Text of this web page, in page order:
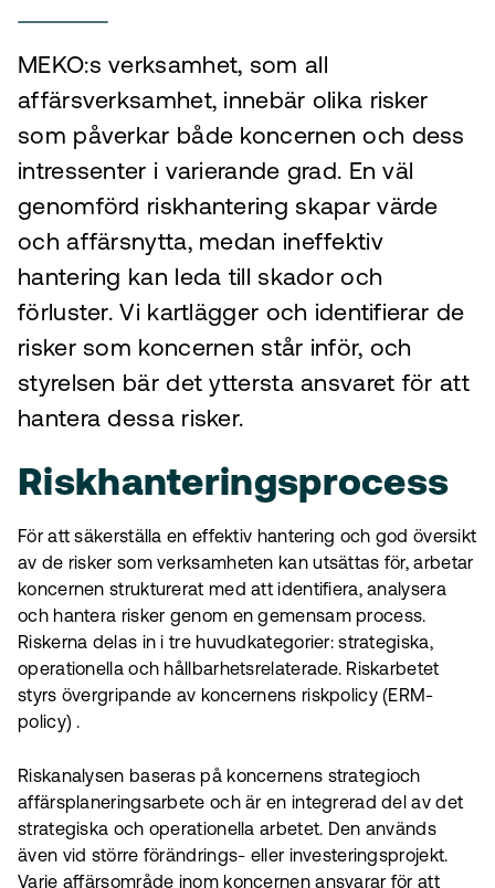
MEKO:s verksamhet, som all
affärsverksamhet, innebär olika risker
som påverkar både koncernen och dess
intressenter i varierande grad. En väl
genomförd riskhantering skapar värde
och affärsnytta, medan ineffektiv
hantering kan leda till skador och
förluster. Vi kartlägger och identifierar de
risker som koncernen står inför, och
styrelsen bär det yttersta ansvaret för att
hantera dessa risker.
Riskhanteringsprocess
För att säkerställa en effektiv hantering och god översikt
av de risker som verksamheten kan utsättas för, arbetar
koncernen strukturerat med att identifiera, analysera
och hantera risker genom en gemensam process.
Riskerna delas in i tre huvudkategorier: strategiska,
operationella och hållbarhetsrelaterade. Riskarbetet
styrs övergripande av koncernens riskpolicy (ERM-
policy) .
Riskanalysen baseras på koncernens strategioch
affärsplaneringsarbete och är en integrerad del av det
strategiska och operationella arbetet. Den används
även vid större förändrings- eller investeringsprojekt.
Varje affärsområde inom koncernen ansvarar för att